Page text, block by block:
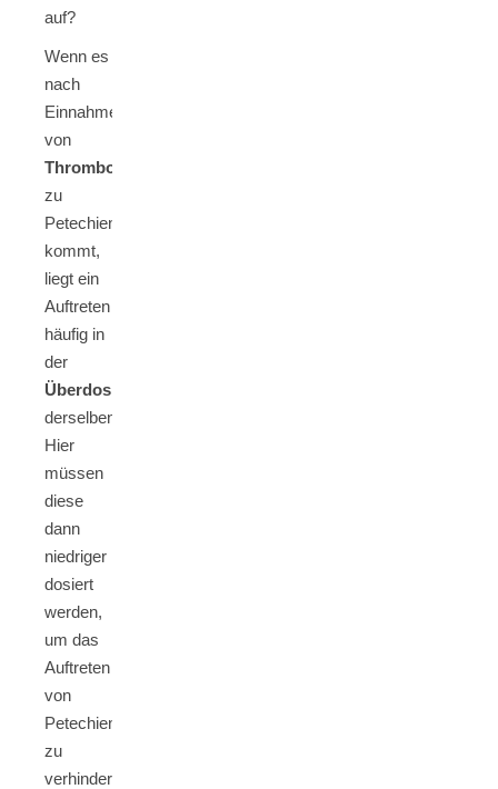
Wenn es
nach
Einnahme
von
Thrombozytenaggregationshemmern
zu
Petechien
kommt,
liegt ein
Auftreten
häufig in
der
Überdosierung
derselben.
Hier
müssen
diese
dann
niedriger
dosiert
werden,
um das
Auftreten
von
Petechien
zu
verhindern.